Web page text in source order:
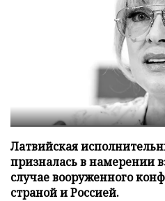
Латвийская
призналась в намерении
случае вооруженного
страной и Россией.